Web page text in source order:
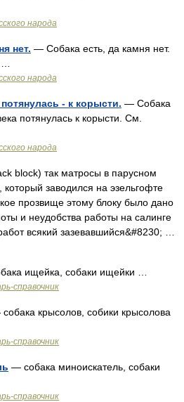
народа
нет. — Собака есть, да камня нет.
народа
- к корысти. — Собака
потянулась к корысти. См.
народа
block) так матросы в парусном
заводился на эзельгофте
прозвище этому блоку было дано
и неудобства работы на салинге
всякий зазевавшийся&#8230; …
ищейка, собаки ищейки …
справочник
крысолов, собики крысолова
справочник
— собака миноискатель, собаки
справочник